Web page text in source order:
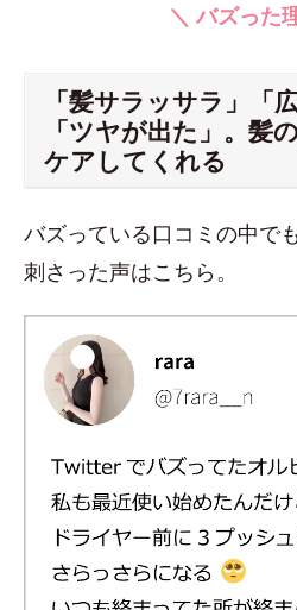
＼ バズった
「髪サラッサラ」「
「ツヤが出た」。髪
ケアしてくれる
バズっている口コミの中で
刺さった声はこちら。